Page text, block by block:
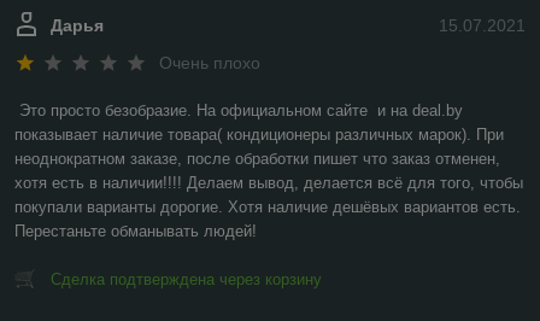
15.07.2021
Дарья
Очень плохо
Это просто безобразие. На официальном сайте  и на deal.by
показывает наличие товара( кондиционеры различных марок). При
неоднократном заказе, после обработки пишет что заказ отменен,
хотя есть в наличии!!!! Делаем вывод, делается всё для того, чтобы
покупали варианты дорогие. Хотя наличие дешёвых вариантов есть.
Перестаньте обманывать людей!
Сделка подтверждена через корзину